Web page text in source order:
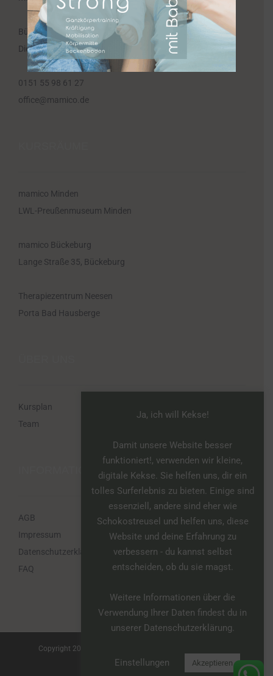
Bürozeiten
Dienstag und Donnerstag 09:30 -12:00 Uhr
0151 55 98 61 27
office@mamico.de
mamico Minden
LWL-Preußenmuseum Minden
mamico Bückeburg
Lange Straße 35, Bückeburg
Therapiezentrum Neesen
Porta Bad Hausberge
Kursplan
Team
INFORMATIONEN
AGB
Impressum
Datenschutzerklärung
FAQ
Copyright 2012-2025 mamico® | Alle Rechte vorbehalten
InstagramFacebook
Ja, ich will Kekse!
Damit unsere Website besser
funktioniert!, verwenden wir kleine,
digitale Kekse. Sie helfen uns, dir ein
tolles Surferlebnis zu bieten. Einige sind
essenziell, andere sind eher wie
Schokostreusel und helfen uns, diese
Website und deine Erfahrung zu
verbessern - du kannst selbst
entscheiden, ob du sie magst.
Weitere Informationen über die
Verwendung Ihrer Daten findest du in
unserer Datenschutzerklärung.
Einstellungen Akzeptieren